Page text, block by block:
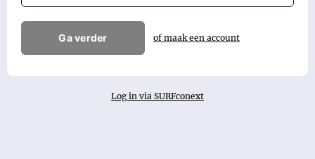
Ga verder of maak een account
Log in via SURFconext